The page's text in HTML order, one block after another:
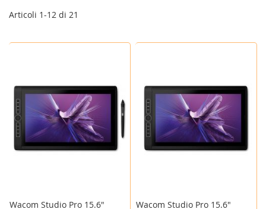
Articoli 1-12 di 21
Wacom Studio Pro 15.6"
Wacom Studio Pro 15.6"